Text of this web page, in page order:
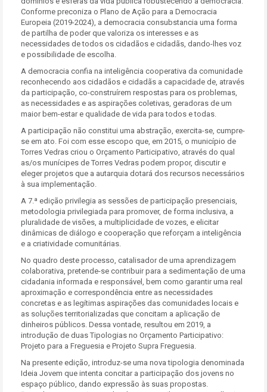
Conforme preconiza o Plano de Ação para a Democracia
Europeia (2019-2024), a democracia consubstancia uma forma
de partilha de poder que valoriza os interesses e as
necessidades de todos os cidadãos e cidadãs, dando-lhes voz
e possibilidade de escolha.
A democracia confia na inteligência cooperativa da comunidade
reconhecendo aos cidadãos e cidadãs a capacidade de, através
da participação, co-construírem respostas para os problemas,
as necessidades e as aspirações coletivas, geradoras de um
maior bem-estar e qualidade de vida para todos e todas.
A participação não constitui uma abstração, exercita-se, cumpre-
se em ato. Foi com esse escopo que, em 2015, o município de
Torres Vedras criou o Orçamento Participativo, através do qual
as/os munícipes de Torres Vedras podem propor, discutir e
eleger projetos que a autarquia dotará dos recursos necessários
à sua implementação.
A 7.ª edição privilegia as sessões de participação presenciais,
metodologia privilegiada para promover, de forma inclusiva, a
pluralidade de visões, a multiplicidade de vozes, e elicitar
dinâmicas de diálogo e cooperação que reforçam a inteligência
e a criatividade comunitárias.
No quadro deste processo, catalisador de uma aprendizagem
colaborativa, pretende-se contribuir para a sedimentação de uma
cidadania informada e responsável, bem como garantir uma real
aproximação e correspondência entre as necessidades
concretas e as legítimas aspirações das comunidades locais e
as soluções territorializadas que concitam a aplicação de
dinheiros públicos. Dessa vontade, resultou em 2019, a
introdução de duas Tipologias no Orçamento Participativo:
Projeto para a Freguesia e Projeto Supra Freguesia.
Na presente edição, introduz-se uma nova tipologia denominada
Ideia Jovem que intenta concitar a participação dos jovens no
espaço público, dando expressão às suas propostas.